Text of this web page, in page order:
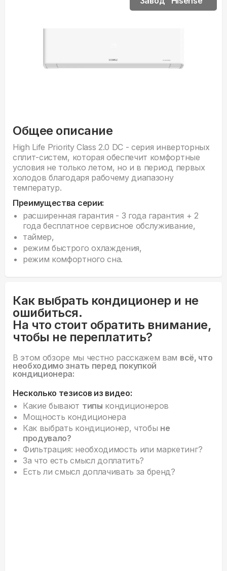
Общее описание
High Life Priority Class 2.0 DC - серия инверторных
сплит-систем, которая обеспечит комфортные
условия не только летом, но и в период первых
холодов благодаря рабочему диапазону
температур.
Преимущества серии:
расширенная гарантия - 3 года гарантия + 2
года бесплатное сервисное обслуживание,
таймер,
режим быстрого охлаждения,
режим комфортного сна.
Как выбрать кондиционер и не
ошибиться.
На что стоит обратить внимание,
чтобы не переплатить?
В этом обзоре мы честно расскажем вам всё, что
необходимо знать перед покупкой
кондиционера:
Несколько тезисов из видео:
Какие бывают типы кондиционеров
Мощность кондиционера
Как выбрать кондиционер, чтобы не
продувало?
Фильтрация: необходимость или маркетинг?
За что есть смысл доплатить?
Есть ли смысл доплачивать за бренд?